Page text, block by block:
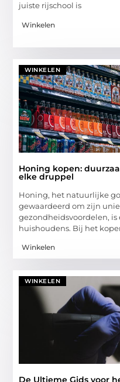
juiste rijschool is
Winkelen
WINKELEN
Honing kopen:
elke druppel
Honing, het natuurlijke
gewaardeerd om zijn
gezondheidsvoordelen,
huishoudens. Bij het
Winkelen
WINKELEN
De Ultieme Gids voor